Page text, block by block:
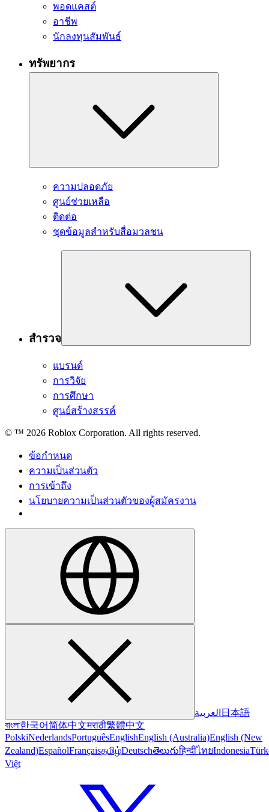
พอดแคสต์
อาชีพ
นักลงทุนสัมพันธ์
ทรัพยากร
ความปลอดภัย
ศูนย์ช่วยเหลือ
ติดต่อ
ชุดข้อมูลสำหรับสื่อมวลชน
สำรวจ
แบรนด์
การวิจัย
การศึกษา
ศูนย์สร้างสรรค์
© ™ 2026 Roblox Corporation. All rights reserved.
ข้อกำหนด
ความเป็นส่วนตัว
การเข้าถึง
นโยบายความเป็นส่วนตัวของผู้สมัครงาน
العربية 日本語
বাংলা한국어简体中文मराठी繁體中文
PolskiNederlandsPortuguêsEnglishEnglish (Australia)English (New
Zealand)EspañolFrançaisதமிழ்Deutschతెలుగుहिन्दीไทยIndonesia
Việt